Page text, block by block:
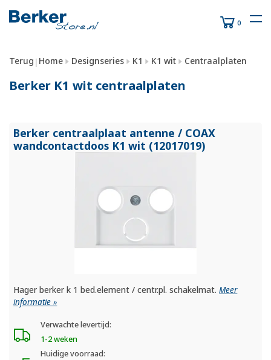
0
Terug | Home Designseries K1 K1 wit Centraalplaten
Berker K1 wit centraalplaten
Berker centraalplaat antenne / COAX
wandcontactdoos K1 wit (12017019)
Hager berker k 1 bed.element / centr.pl. schakelmat.Meer
informatie »
Verwachte levertijd:
1-2 weken
Huidige voorraad: